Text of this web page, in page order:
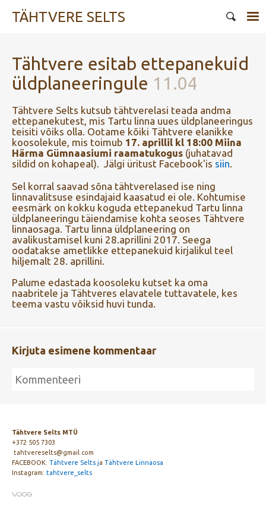
TÄHTVERE SELTS
Tähtvere esitab ettepanekuid
üldplaneeringule 11.04
Tähtvere Selts kutsub tähtverelasi teada andma
ettepanekutest, mis Tartu linna uues üldplaneeringus
teisiti võiks olla. Ootame kõiki Tähtvere elanikke
koosolekule, mis toimub 17. aprillil kl 18:00 Miina
Härma Gümnaasiumi raamatukogus (juhatavad
sildid on kohapeal). Jälgi üritust Facebook'is siin.
Sel korral saavad sõna tähtverelased ise ning
linnavalitsuse esindajaid kaasatud ei ole. Kohtumise
eesmärk on kokku koguda ettepanekud Tartu linna
üldplaneeringu täiendamise kohta seoses Tähtvere
linnaosaga. Tartu linna üldplaneering on
avalikustamisel kuni 28.aprillini 2017. Seega
oodatakse ametlikke ettepanekuid kirjalikul teel
hiljemalt 28. aprillini.
Palume edastada koosoleku kutset ka oma
naabritele ja Tähtveres elavatele tuttavatele, kes
teema vastu võiksid huvi tunda.
Kirjuta esimene kommentaar
Tähtvere Selts MTÜ
+372 505 7303
tahtvereselts@gmail.com
FACEBOOK: Tähtvere Selts ja Tähtvere Linnaosa
Instagram: tahtvere_selts